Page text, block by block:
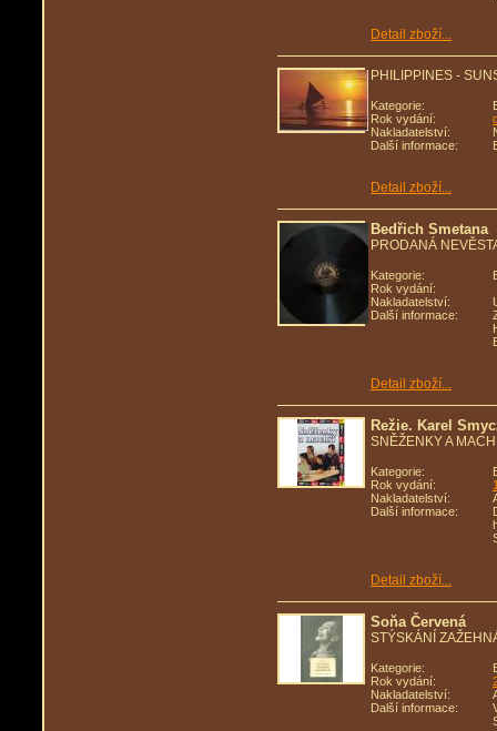
Detail zboží...
PHILIPPINES -
Kategorie:
Rok vydání:
Nakladatelství:
Další informace:
Detail zboží...
Bedřich Smetana
PRODANÁ
Kategorie:
Rok vydání:
Nakladatelství:
Další informace:
Detail zboží...
Režie. Karel
SNĚŽENKY A
Kategorie:
Rok vydání:
Nakladatelství:
Další informace:
Detail zboží...
Soňa Červená
STÝSKÁNÍ
Kategorie:
Rok vydání:
Nakladatelství:
Další informace: